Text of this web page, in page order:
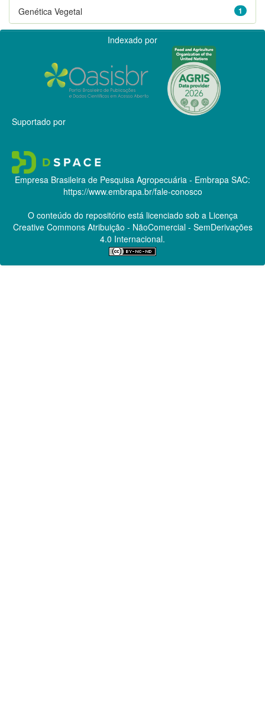
1
Genética Vegetal
Indexado por
Suportado por
Empresa Brasileira de Pesquisa Agropecuária - Embrapa SAC:
https://www.embrapa.br/fale-conosco
O conteúdo do repositório está licenciado sob a Licença
Creative CommonsAtribuição - NãoComercial - SemDerivações
4.0 Internacional.